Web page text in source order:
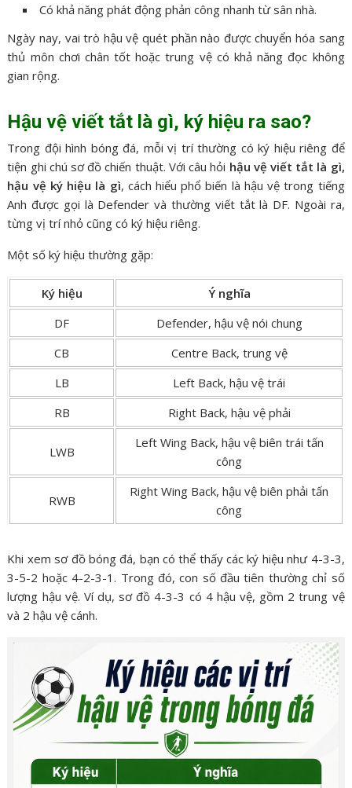
Có khả năng phát động phản công nhanh từ sân nhà.
Ngày nay, vai trò hậu vệ quét phần nào được chuyển hóa sang
thủ môn chơi chân tốt hoặc trung vệ có khả năng đọc không
gian rộng.
Hậu vệ viết tắt là gì, ký hiệu ra sao?
Trong đội hình bóng đá, mỗi vị trí thường có ký hiệu riêng để
tiện ghi chú sơ đồ chiến thuật. Với câu hỏi hậu vệ viết tắt là gì,
hậu vệ ký hiệu là gì, cách hiểu phổ biến là hậu vệ trong tiếng
Anh được gọi là Defender và thường viết tắt là DF. Ngoài ra,
từng vị trí nhỏ cũng có ký hiệu riêng.
Một số ký hiệu thường gặp:
Ký hiệu
Ý nghĩa
DF
Defender, hậu vệ nói chung
CB
Centre Back, trung vệ
LB
Left Back, hậu vệ trái
RB
Right Back, hậu vệ phải
LWB
Left Wing Back, hậu vệ biên trái tấn
công
RWB
Right Wing Back, hậu vệ biên phải tấn
công
Khi xem sơ đồ bóng đá, bạn có thể thấy các ký hiệu như 4-3-3,
3-5-2 hoặc 4-2-3-1. Trong đó, con số đầu tiên thường chỉ số
lượng hậu vệ. Ví dụ, sơ đồ 4-3-3 có 4 hậu vệ, gồm 2 trung vệ
và 2 hậu vệ cánh.